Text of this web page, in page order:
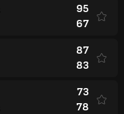
95
67
87
83
73
78